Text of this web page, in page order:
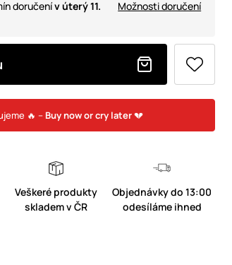
doručenív úterý 11.
Možnosti doručení
🔥 – Buy now or cry later💔
Veškeré produkty
skladem v ČR
Objednávky do 13:00
odesíláme ihned